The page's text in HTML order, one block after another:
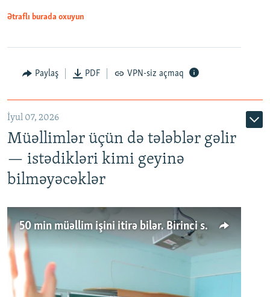
Ətraflı burada oxuyun
Paylaş PDF VPN-siz açmaq
İyul 07, 2026
Müəllimlər üçün də tələblər gəlir
— istədikləri kimi geyinə
bilməyəcəklər
50 min müəllim işini itirə bilər. Birinci sinfə gedənlər azalır